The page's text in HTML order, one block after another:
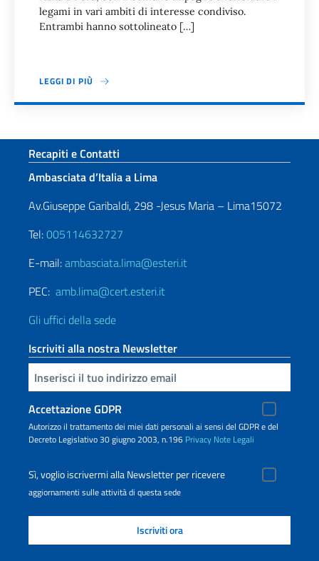
legami in vari ambiti di interesse condiviso.
Entrambi hanno sottolineato […]
LEGGI DI PIÙ
Paginazione
Sezione footer
Recapiti e Contatti
Ambasciata d’Italia a Lima
Av.Giuseppe Garibaldi, 298 -Jesus Maria – Lima15072
Tel:005114632727
E-mail:ambasciata.lima@esteri.it
PEC: amb.lima@cert.esteri.it
Gli uffici della sede
Iscriviti alla nostra Newsletter
Inserisci la tua email
Accettazione GDPR
Autorizzo il trattamento dei miei dati personali ai sensi del GDPR e del
Decreto Legislativo 30 giugno 2003, n.196 Privacy Note Legali
Sì, voglio iscrivermi alla Newsletter per ricevere
aggiornamenti sulle attività di questa sede